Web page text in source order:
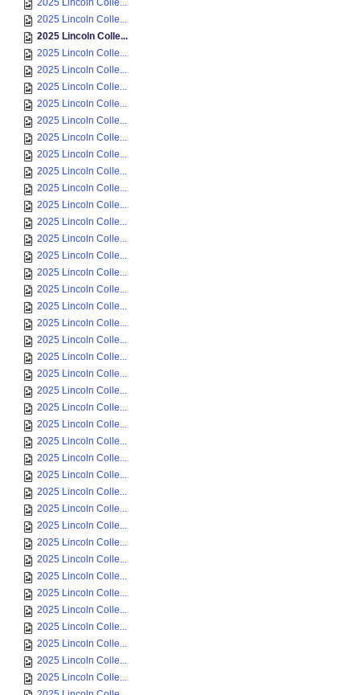
2025 Lincoln Colle...
2025 Lincoln Colle...
2025 Lincoln Colle...
2025 Lincoln Colle...
2025 Lincoln Colle...
2025 Lincoln Colle...
2025 Lincoln Colle...
2025 Lincoln Colle...
2025 Lincoln Colle...
2025 Lincoln Colle...
2025 Lincoln Colle...
2025 Lincoln Colle...
2025 Lincoln Colle...
2025 Lincoln Colle...
2025 Lincoln Colle...
2025 Lincoln Colle...
2025 Lincoln Colle...
2025 Lincoln Colle...
2025 Lincoln Colle...
2025 Lincoln Colle...
2025 Lincoln Colle...
2025 Lincoln Colle...
2025 Lincoln Colle...
2025 Lincoln Colle...
2025 Lincoln Colle...
2025 Lincoln Colle...
2025 Lincoln Colle...
2025 Lincoln Colle...
2025 Lincoln Colle...
2025 Lincoln Colle...
2025 Lincoln Colle...
2025 Lincoln Colle...
2025 Lincoln Colle...
2025 Lincoln Colle...
2025 Lincoln Colle...
2025 Lincoln Colle...
2025 Lincoln Colle...
2025 Lincoln Colle...
2025 Lincoln Colle...
2025 Lincoln Colle...
2025 Lincoln Colle...